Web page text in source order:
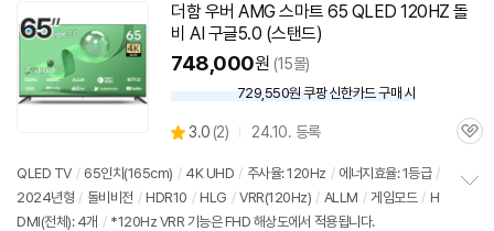
더함 우버 AMG 스마트 65 QLED 120HZ 돌
비 AI 구글5.0 (스탠드)
748,000원 (15몰)
할
가
729,550원 쿠팡 신한카드 구매 시
별
점
3.0 (상
리
뷰
2) 24.10. 등록
관
QLED TV / 65인치 (165cm) / 4K UHD / 주사율: 120Hz / 에너지효율: 1등급 /
2024년형 / 돌비비전 / HDR10 / HLG / VRR(120Hz) / ALLM / 게임모드 / H
DMI(전체): 4개 / *120Hz VRR 기능은 FHD 해상도에서 적용됩니다.